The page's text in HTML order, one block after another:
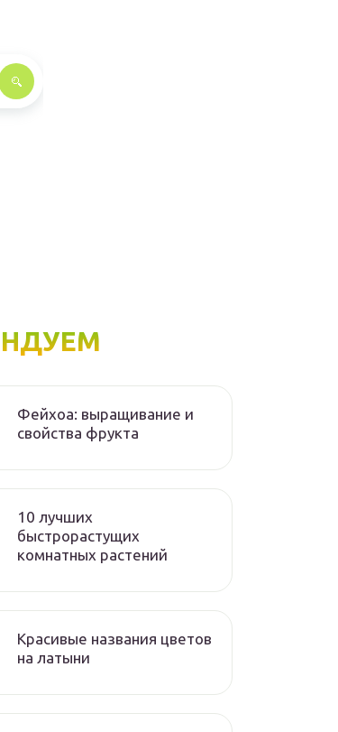
Фейхоа: выращивание и
свойства фрукта
10 лучших
быстрорастущих
комнатных растений
Красивые названия цветов
на латыни